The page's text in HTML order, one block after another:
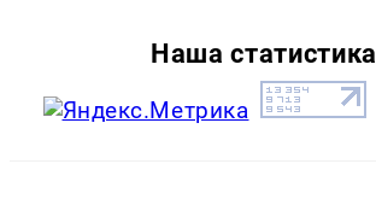
Наша статистика